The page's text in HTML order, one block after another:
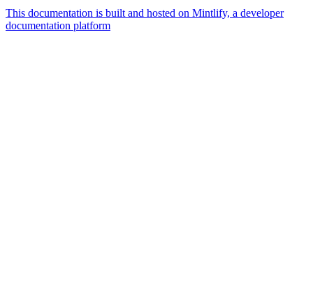
This documentation is built and hosted on Mintlify, a developer
documentation platform